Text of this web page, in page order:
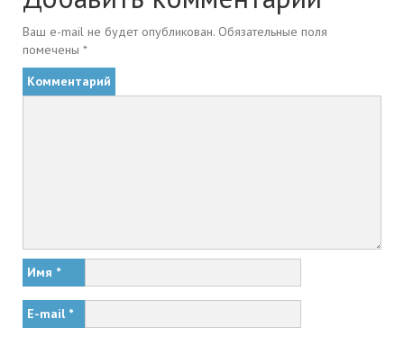
Ваш e-mail не будет опубликован. Обязательные поля
помечены *
Комментарий
Имя *
E-mail *